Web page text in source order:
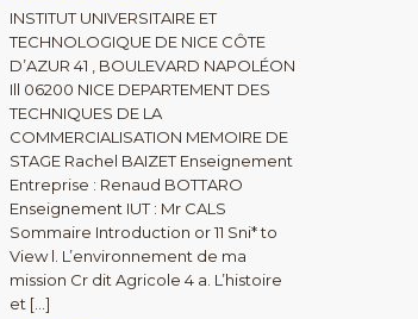
INSTITUT UNIVERSITAIRE ET
TECHNOLOGIQUE DE NICE CÔTE
D’AZUR 41 , BOULEVARD NAPOLÉON
Ill 06200 NICE DEPARTEMENT DES
TECHNIQUES DE LA
COMMERCIALISATION MEMOIRE DE
STAGE Rachel BAIZET Enseignement
Entreprise : Renaud BOTTARO
Enseignement IUT : Mr CALS
Sommaire Introduction or 11 Sni* to
View l. L’environnement de ma
mission Cr dit Agricole 4 a. L’histoire
et […]